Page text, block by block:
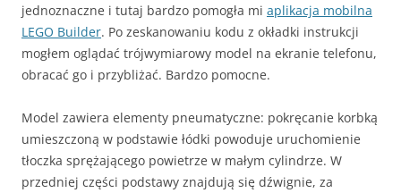
jednoznaczne i tutaj bardzo pomogła mi aplikacja mobilna
LEGO Builder. Po zeskanowaniu kodu z okładki instrukcji
mogłem oglądać trójwymiarowy model na ekranie telefonu,
obracać go i przybliżać. Bardzo pomocne.
Model zawiera elementy pneumatyczne: pokręcanie korbką
umieszczoną w podstawie łódki powoduje uruchomienie
tłoczka sprężającego powietrze w małym cylindrze. W
przedniej części podstawy znajdują się dźwignie, za